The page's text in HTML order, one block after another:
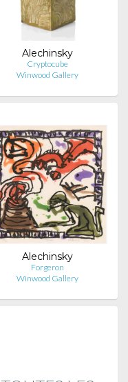
Alechinsky
Cryptocube
Winwood Gallery
Alechinsky
Forgeron
Winwood Gallery